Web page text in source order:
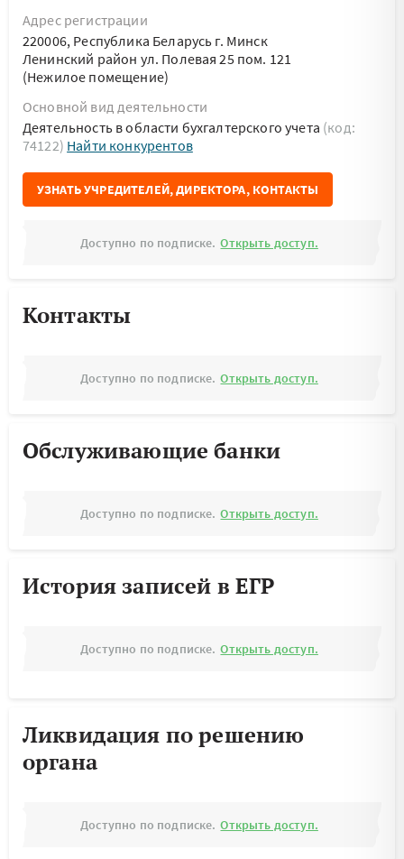
Адрес регистрации
220006, Республика Беларусь г. Минск
Ленинский район ул. Полевая 25 пом. 121
(Нежилое помещение)
Основной вид деятельности
Деятельность в области бухгалтерского учета (код:
74122) Найти конкурентов
УЗНАТЬ УЧРЕДИТЕЛЕЙ, ДИРЕКТОРА, КОНТАКТЫ
Доступно по подписке. Открыть доступ.
Контакты
Доступно по подписке. Открыть доступ.
Обслуживающие банки
Доступно по подписке. Открыть доступ.
История записей в ЕГР
Доступно по подписке. Открыть доступ.
Ликвидация по решению
органа
Доступно по подписке. Открыть доступ.